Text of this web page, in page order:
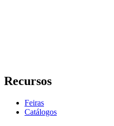
Recursos
Feiras
Catálogos